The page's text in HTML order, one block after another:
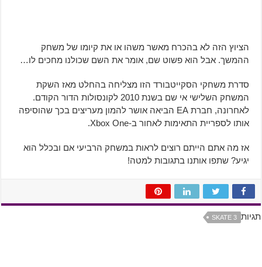
הציוץ הזה לא בהכרח מאשר משהו או את קיומו של משחק
ההמשך. אבל הוא פשוט שם, אומר את השם שכולנו מחכים לו…
סדרת משחקי הסקייטבורד הזו מצליחה בהחלט מאז השקת
המשחק השלישי אי שם בשנת 2010 לקונסולות הדור הקודם.
לאחרונה, חברת EA הביאה אושר להמון מעריצים בכך שהוסיפה
אותו לספריית התאימות לאחור ב-Xbox One.
אז מה אתם הייתם רוצים לראות במשחק הרביעי אם ובכלל הוא
יגיע? שתפו אותנו בתגובות למטה!
תגיות SKATE 3